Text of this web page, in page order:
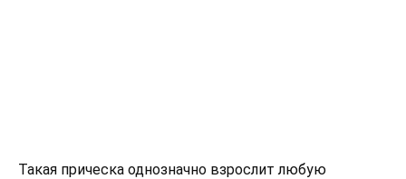
Такая прическа однозначно взрослит любую